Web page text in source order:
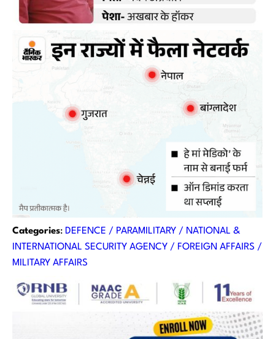
Categories: DEFENCE / PARAMILITARY / NATIONAL &
INTERNATIONAL SECURITY AGENCY / FOREIGN AFFAIRS /
MILITARY AFFAIRS